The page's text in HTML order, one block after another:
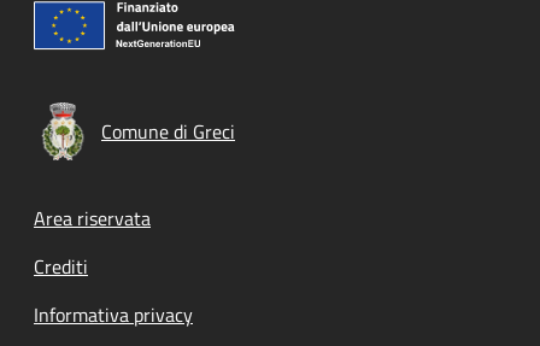
Comune di Greci
Footer menu
Area riservata
Crediti
Informativa privacy